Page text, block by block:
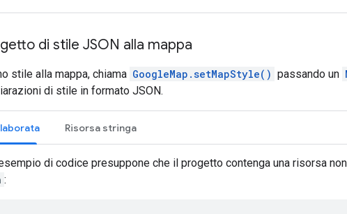
di stile JSON alla mappa
stile alla mappa, chiama GoogleMap.setMapStyle() passando un
di stile in formato JSON.
Risorsa stringa
di codice presuppone che il progetto contenga una risorsa
: